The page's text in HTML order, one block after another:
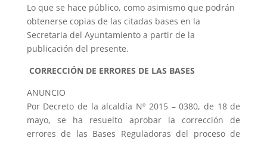
Lo que se hace público, como asimismo que podrán
obtenerse copias de las citadas bases en la
Secretaria del Ayuntamiento a partir de la
publicación del presente.
CORRECCIÓN DE ERRORES DE LAS BASES
ANUNCIO
Por Decreto de la alcaldía Nº 2015 – 0380, de 18 de
mayo, se ha resuelto aprobar la corrección de
errores de las Bases Reguladoras del proceso de